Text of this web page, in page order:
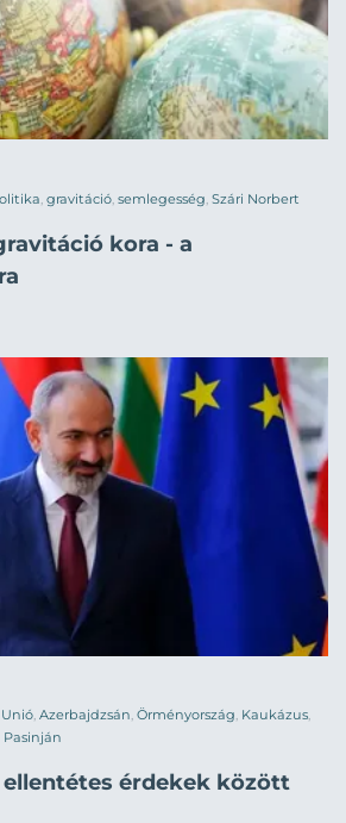
gravitáció semlegesség Szári Norbert
kora - a
Azerbajdzsán Örményország Kaukázus
Pasinján
érdekek között